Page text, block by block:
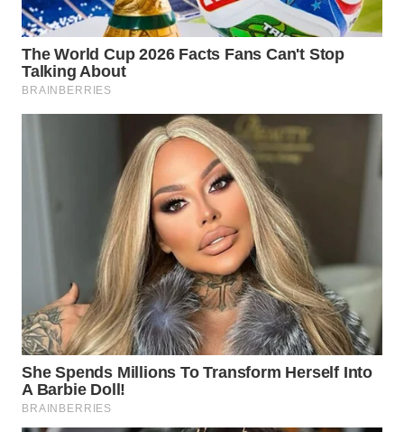
WAHANANEWS
CO ID
WAHANANEWS
WAHANA
SELEB
WAHANA
PERSONA
WAHANA